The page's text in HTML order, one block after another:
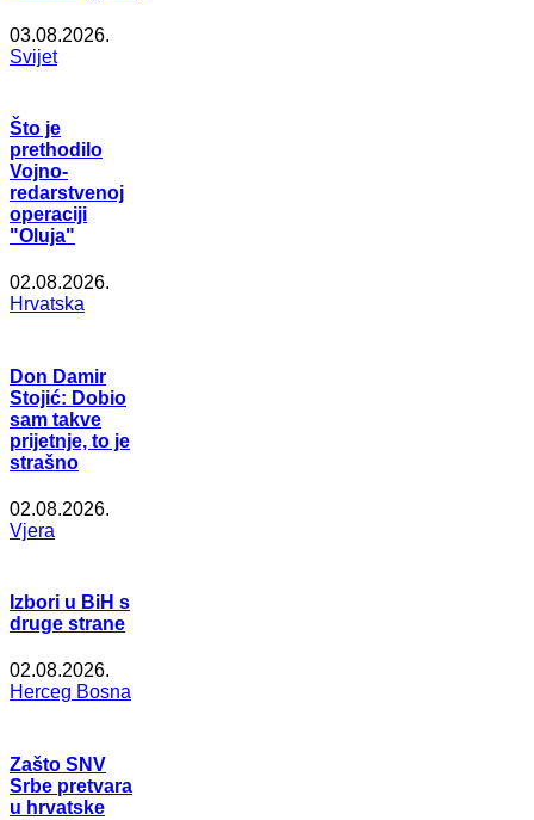
03.08.2026.
Svijet
Što je
prethodilo
Vojno-
redarstvenoj
operaciji
"Oluja"
02.08.2026.
Hrvatska
Don Damir
Stojić: Dobio
sam takve
prijetnje, to je
strašno
02.08.2026.
Vjera
Izbori u BiH s
druge strane
02.08.2026.
Herceg Bosna
Zašto SNV
Srbe pretvara
u hrvatske